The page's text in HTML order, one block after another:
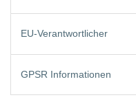
EU-Verantwortlicher
GPSR Informationen